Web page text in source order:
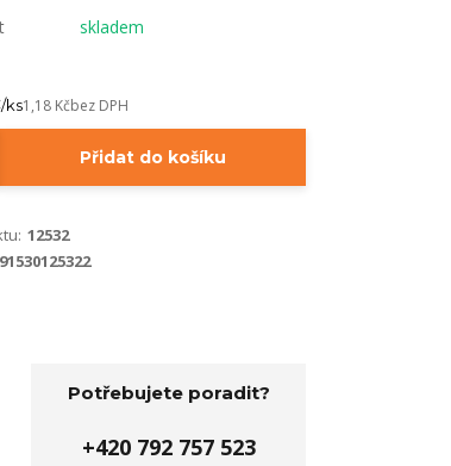
skladem
/ks1,18 Kčbez DPH
Přidat do košíku
12532
Potřebujete poradit?
+420 792 757 523